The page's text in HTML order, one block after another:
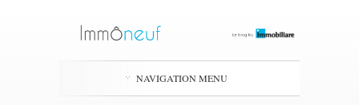
NAVIGATION MENU